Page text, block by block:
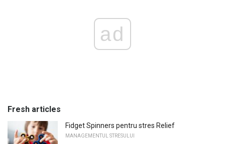
ad
Fresh articles
Fidget Spinners pentru stres Relief
MANAGEMENTUL STRESULUI